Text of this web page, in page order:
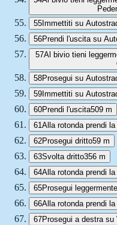
55Immettiti su
56Prendi l'uscita su
57Al bivio tieni
58Prosegui su
59Immettiti su
60Prendi l'uscita509 m
61Alla rotonda prendi
62Prosegui dritto59 m
63Svolta dritto356 m
64Alla rotonda prendi
65Prosegui
66Alla rotonda prendi
67Prosegui a destra su